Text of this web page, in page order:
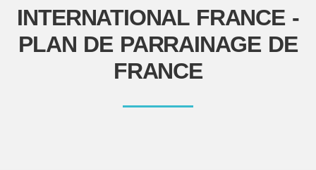
INTERNATIONAL FRANCE -
PLAN DE PARRAINAGE DE
FRANCE